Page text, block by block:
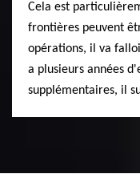
Cela est
frontières peuvent
opérations, il va
a plusieurs années
supplémentaires, il